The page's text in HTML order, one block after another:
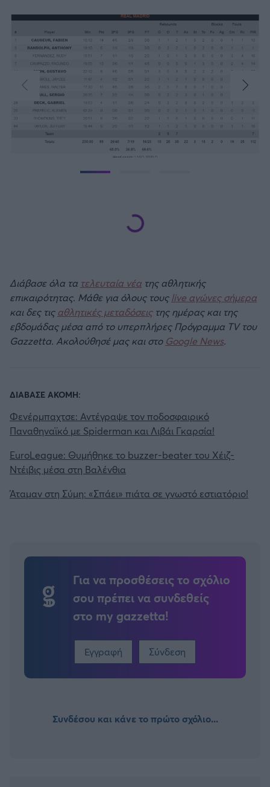
Διάβασε όλα τα τελευταία νέα της αθλητικής
επικαιρότητας. Μάθε για όλους τους live αγώνες σήμερα
και δες τιςαθλητικές μεταδόσειςτης ημέρας και της
εβδομάδας μέσα από το υπερπλήρες Πρόγραμμα TV του
Gazzetta. Ακολούθησέ μας και στο Google News.
ΔΙΑΒΑΣΕ ΑΚΟΜΗ:
Φενέρμπαχτσε: Αντέγραψε τον ποδοσφαιρικό
Παναθηναϊκό με Spiderman και Λιβάι Γκαρσία!
EuroLeague: Θυμήθηκε το buzzer-beater του Χέιζ-
Ντέιβις μέσα στη Βαλένθια
Άταμαν στη Σύμη: «Σπάει» πιάτα σε γνωστό εστιατόριο!
Για να προσθέσεις το σχόλιο
σου πρέπει να συνδεθείς
στο my gazzetta!
Εγγραφή Σύνδεση
Συνδέσου και κάνε το πρώτο σχόλιο...